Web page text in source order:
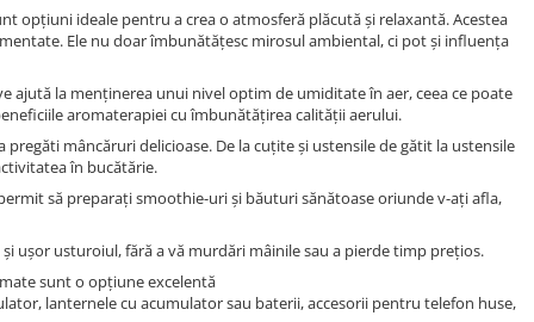
opțiuni ideale pentru a crea o atmosferă plăcută și relaxantă. Acestea
Ele nu doar îmbunătățesc mirosul ambiental, ci pot și influența
ajută la menținerea unui nivel optim de umiditate în aer, ceea ce poate
aromaterapiei cu îmbunătățirea calității aerului.
mâncăruri delicioase. De la cuțite și ustensile de gătit la ustensile
în bucătărie.
să preparați smoothie-uri și băuturi sănătoase oriunde v-ați afla,
ușor usturoiul, fără a vă murdări mâinile sau a pierde timp prețios.
sunt o opțiune excelentă
lanternele cu acumulator sau baterii, accesorii pentru telefon huse,